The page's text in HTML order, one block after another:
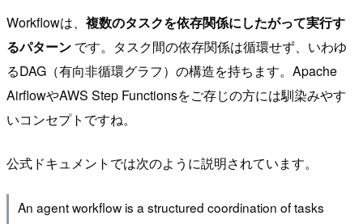
Workflowは、 複数のタスクを依存関係にしたがって実行す
るパターン です。タスク間の依存関係は循環せず、いわゆ
るDAG（有向非循環グラフ）の構造を持ちます。Apache
AirflowやAWS Step Functionsをご存じの方には馴染みやす
いコンセプトですね。
公式ドキュメントでは次のように説明されています。
An agent workflow is a structured coordination of tasks